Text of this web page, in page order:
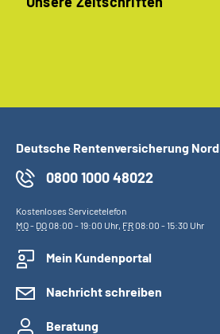
Deutsche Rentenversicherung Nord
0800 1000 48022
Kostenloses Servicetelefon
MO- DO08:00 - 19:00 Uhr, FR08:00 - 15:30 Uhr
Mein Kundenportal
Nachricht schreiben
Beratung